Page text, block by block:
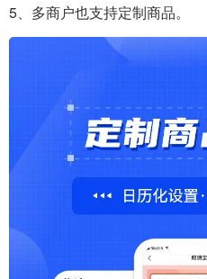
5、多商户也支持定制商品。